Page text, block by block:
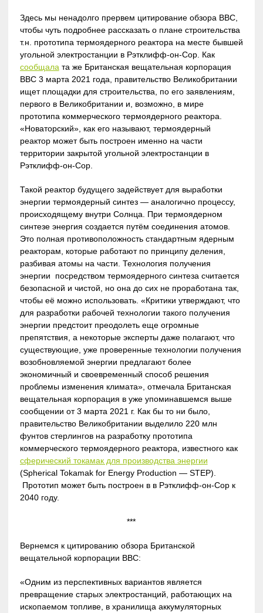
Здесь мы ненадолго прервем цитирование обзора BBC,
чтобы чуть подробнее рассказать о плане строительства
т.н. прототипа термоядерного реактора на месте бывшей
угольной электростанции в Рэтклифф-он-Сор. Как
сообщала та же Британская вещательная корпорация
BBC 3 марта 2021 года, правительство Великобритании
ищет площадки для строительства, по его заявлениям,
первого в Великобритании и, возможно, в мире
прототипа коммерческого термоядерного реактора.
«Новаторский», как его называют, термоядерный
реактор может быть построен именно на части
территории закрытой угольной электростанции в
Рэтклифф-он-Сор.
Такой реактор будущего задействует для выработки
энергии термоядерный синтез — аналогично процессу,
происходящему внутри Солнца. При термоядерном
синтезе энергия создается путём соединения атомов.
Это полная противоположность стандартным ядерным
реакторам, которые работают по принципу деления,
разбивая атомы на части. Технология получения
энергии посредством термоядерного синтеза считается
безопасной и чистой, но она до сих не проработана так,
чтобы её можно использовать. «Критики утверждают, что
для разработки рабочей технологии такого получения
энергии предстоит преодолеть еще огромные
препятствия, а некоторые эксперты даже полагают, что
существующие, уже проверенные технологии получения
возобновляемой энергии предлагают более
экономичный и своевременный способ решения
проблемы изменения климата», отмечала Британская
вещательная корпорация в уже упоминавшемся выше
сообщении от 3 марта 2021 г. Как бы то ни было,
правительство Великобритании выделило 220 млн
фунтов стерлингов на разработку прототипа
коммерческого термоядерного реактора, известного как
сферический токамак для производства энергии
(Spherical Tokamak for Energy Production — STEP).
Прототип может быть построен в в Рэтклифф-он-Сор к
2040 году.
***
Вернемся к цитированию обзора Британской
вещательной корпорации BBC:
«Одним из перспективных вариантов является
превращение старых электростанций, работающих на
ископаемом топливе, в хранилища аккумуляторных